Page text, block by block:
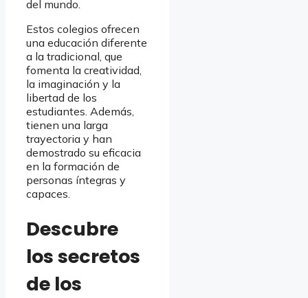
del mundo.
Estos colegios ofrecen
una educación diferente
a la tradicional, que
fomenta la creatividad,
la imaginación y la
libertad de los
estudiantes. Además,
tienen una larga
trayectoria y han
demostrado su eficacia
en la formación de
personas íntegras y
capaces.
Descubre
los secretos
de los